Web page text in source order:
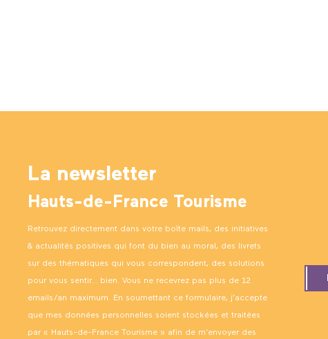
La newsletter
Hauts-de-France Tourisme
Retrouvez directement dans votre boîte mails, des initiatives
& actualités positives qui font du bien au moral, des livrets
sur des thématiques qui vous correspondent, des solutions
pour vous sentir… bien. Vous ne recevrez pas plus de 12
emails/an maximum. En soumettant ce formulaire, j’accepte
que mes données personnelles soient stockées et traitées
par « Hauts-de-France Tourisme » afin de m’envoyer des